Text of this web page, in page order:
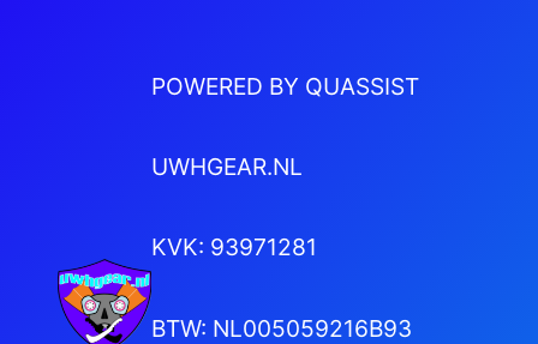
POWERED BY QUASSIST
UWHGEAR.NL
KVK: 93971281
BTW: NL005059216B93